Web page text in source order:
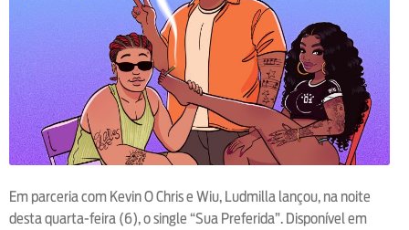
Em parceria com Kevin O Chris e Wiu, Ludmilla lançou, na noite
desta quarta-feira (6), o single “Sua Preferida”. Disponível em